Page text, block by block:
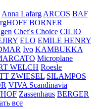
Anna Lafarg ARCOS BAF
BORNER
Chef's Choice CILIO
ELO EMILE HENRY
Ivo KAMBUKKA
Microplane
WELCH Roesle
ZWIESEL SILAMPOS
VIVA Scandinavia
Zassenhaus BERGER
все